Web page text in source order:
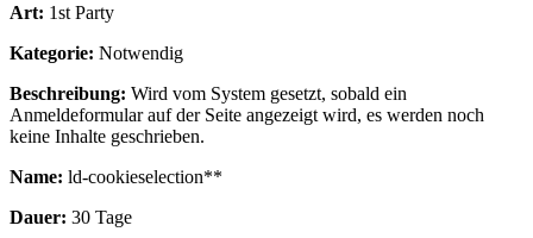
Art: 1st Party
Kategorie: Notwendig
Beschreibung: Wird vom System gesetzt, sobald ein
Anmeldeformular auf der Seite angezeigt wird, es werden noch
keine Inhalte geschrieben.
Name: ld-cookieselection**
Dauer: 30 Tage